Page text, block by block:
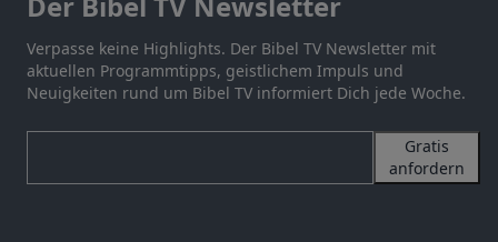
Verpasse keine Highlights. Der Bibel TV Newsletter mit
aktuellen Programmtipps, geistlichem Impuls und
Neuigkeiten rund um Bibel TV informiert Dich jede Woche.
Gratis
anfordern